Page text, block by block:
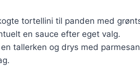
tortellini til panden med
en sauce efter eget valg.
tallerken og drys med